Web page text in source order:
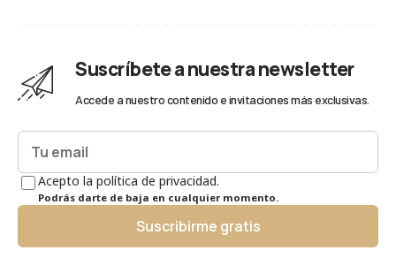
Suscríbete a nuestra newsletter
Accede a nuestro contenido e invitaciones más exclusivas.
Acepto la política de privacidad.
Podrás darte de baja en cualquier momento.
Suscribirme gratis